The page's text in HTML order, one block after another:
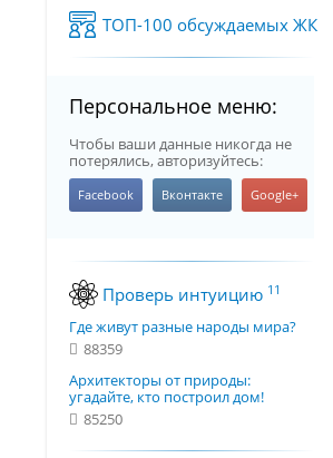
ТОП-100 обсуждаемых ЖК
Персональное меню:
Чтобы ваши данные никогда не
потерялись, авторизуйтесь:
Проверь интуицию 11
Где живут разные народы мира?
88359
Архитекторы от природы:
угадайте, кто построил дом!
85250